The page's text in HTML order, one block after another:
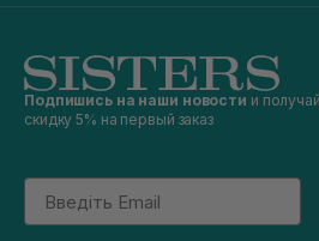
Подпишись на наши новости и получай
скидку 5% на первый заказ
Email